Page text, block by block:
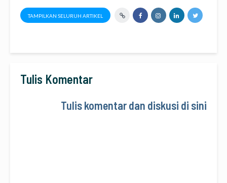
TAMPILKAN SELURUH ARTIKEL
Tulis Komentar
Tulis komentar dan diskusi di sini